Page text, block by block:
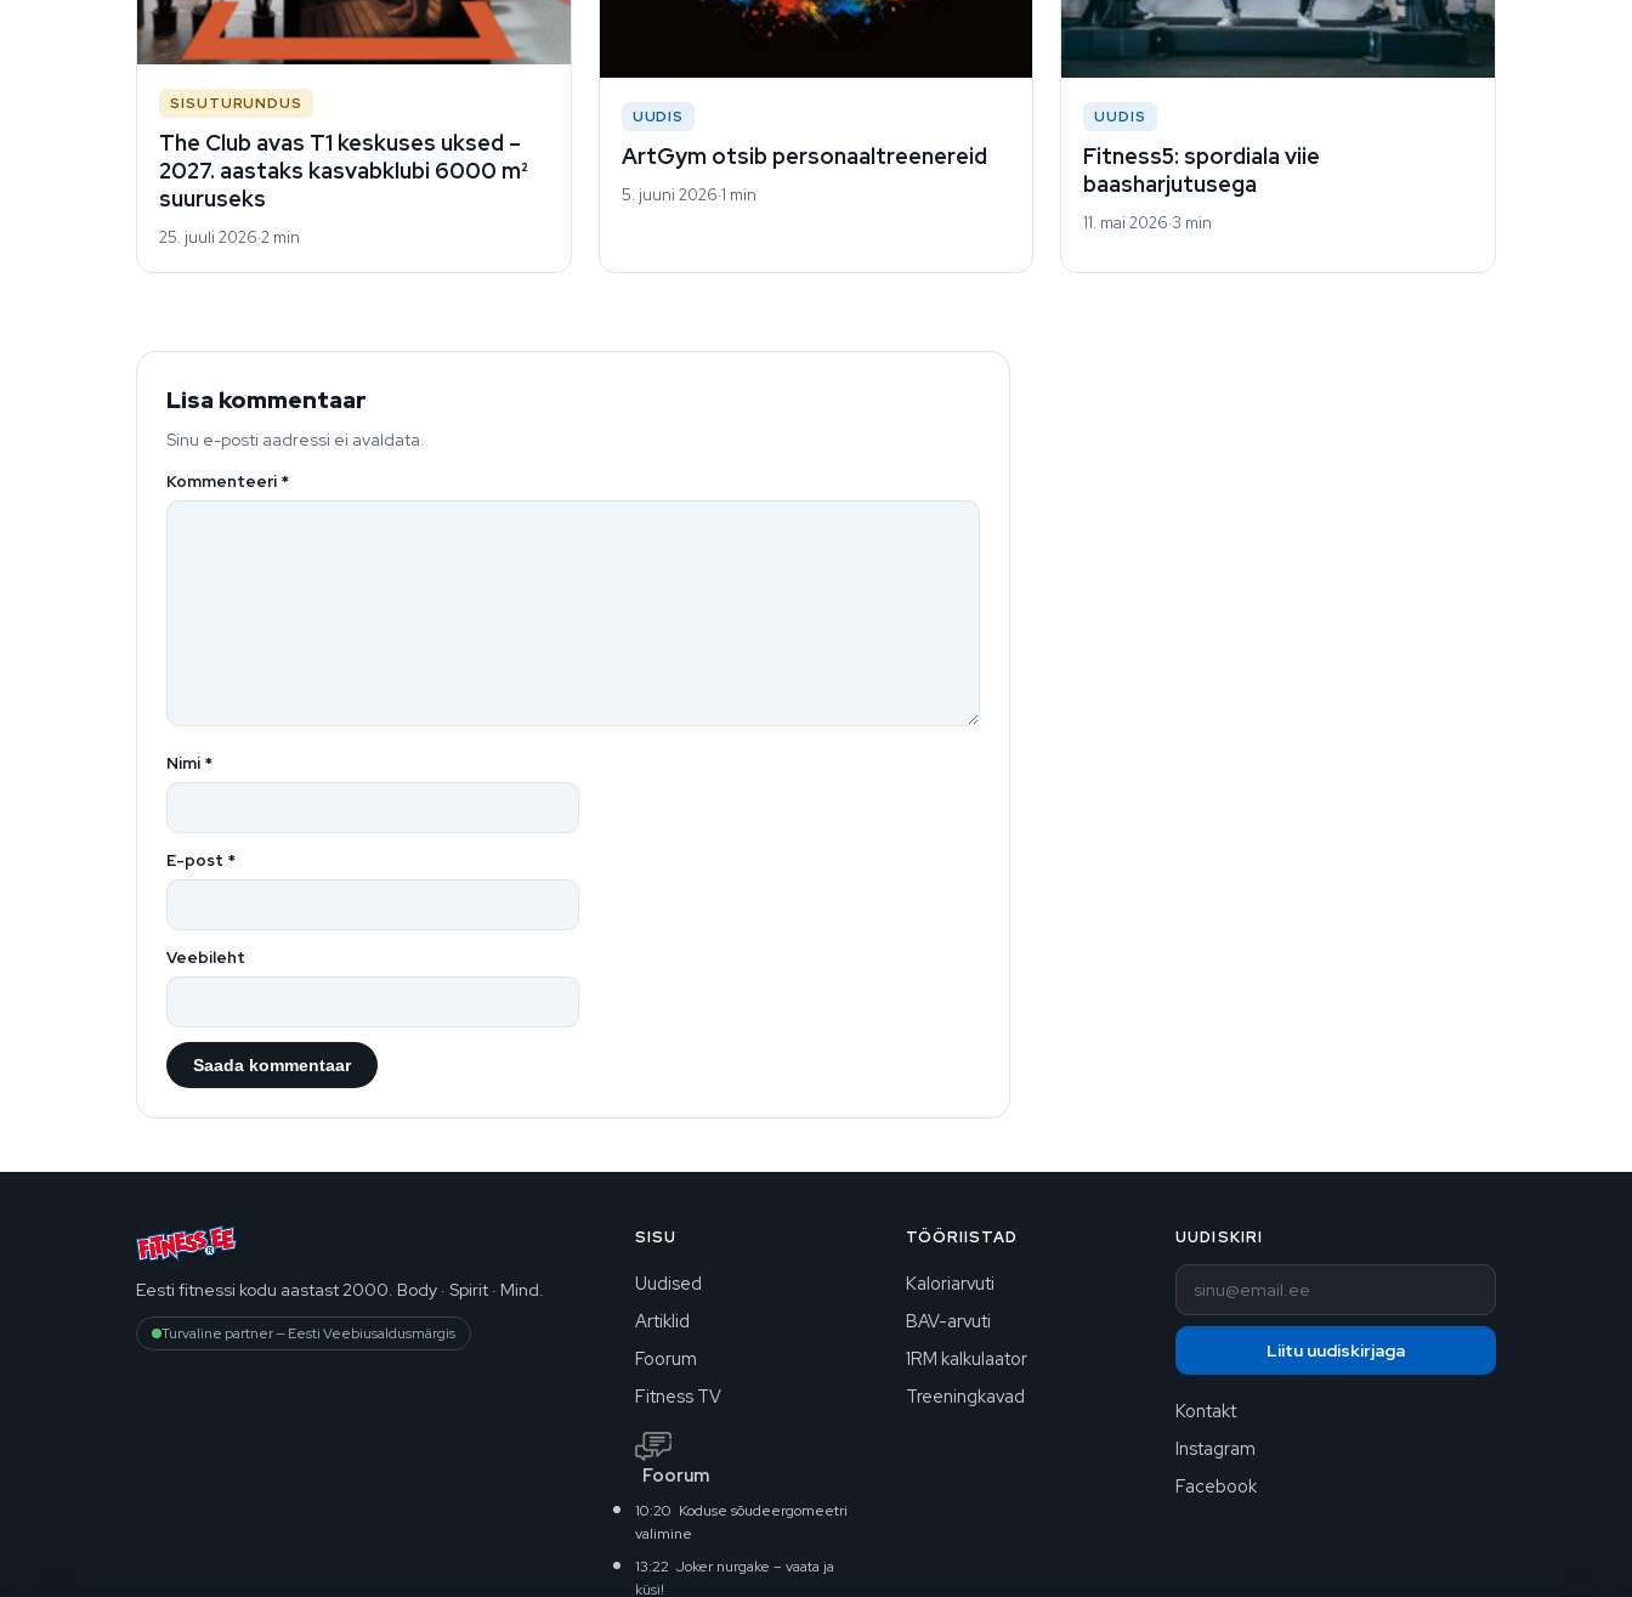
SISUTURUNDUS
The Club avas T1 keskuses uksed –
2027. aastaks kasvabklubi 6000 m²
suuruseks
25. juuli 2026 2 min
UUDIS
ArtGym otsib personaaltreenereid
5. juuni 2026 1 min
UUDIS
Fitness5: spordiala viie
baasharjutusega
11. mai 2026 3 min
Lisa kommentaar
Sinu e-posti aadressi ei avaldata.
Kommenteeri *
Nimi *
E-post *
Veebileht
Eesti fitnessi kodu aastast 2000. Body · Spirit · Mind.
Turvaline partner — Eesti Veebiusaldusmärgis
SISU
Uudised
Artiklid
Foorum
Fitness TV
Foorum
10:20 Koduse sõudeergomeetri
valimine
13:22 Joker nurgake – vaata ja
küsi!
TÖÖRIISTAD
Kaloriarvuti
BAV-arvuti
1RM kalkulaator
Treeningkavad
UUDISKIRI
E-post
Liitu uudiskirjaga
Kontakt
Instagram
Facebook